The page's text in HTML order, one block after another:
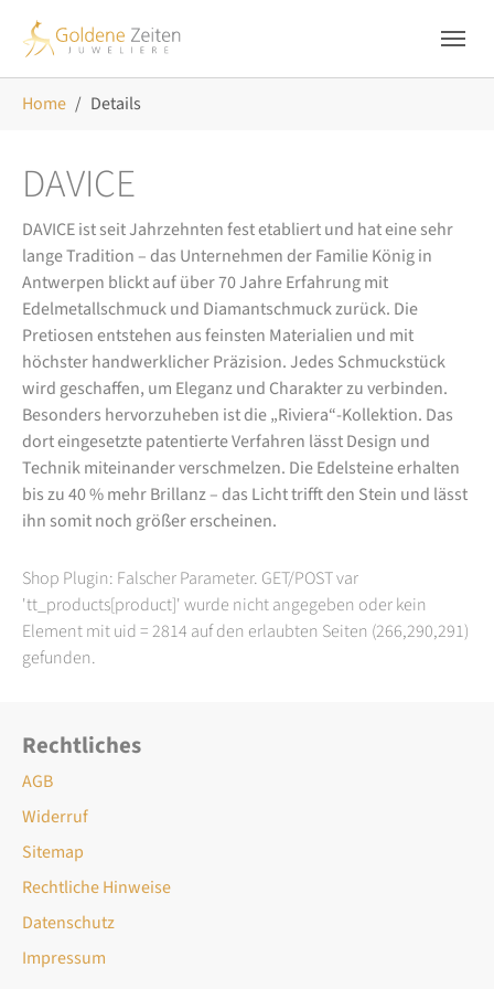
Home Details
DAVICE
DAVICE ist seit Jahrzehnten fest etabliert und hat eine sehr
lange Tradition – das Unternehmen der Familie König in
Antwerpen blickt auf über 70 Jahre Erfahrung mit
Edelmetallschmuck und Diamantschmuck zurück. Die
Pretiosen entstehen aus feinsten Materialien und mit
höchster handwerklicher Präzision. Jedes Schmuckstück
wird geschaffen, um Eleganz und Charakter zu verbinden.
Besonders hervorzuheben ist die „Riviera“-Kollektion. Das
dort eingesetzte patentierte Verfahren lässt Design und
Technik miteinander verschmelzen. Die Edelsteine erhalten
bis zu 40 % mehr Brillanz – das Licht trifft den Stein und lässt
ihn somit noch größer erscheinen.
Shop Plugin: Falscher Parameter. GET/POST var
'tt_products[product]' wurde nicht angegeben oder kein
Element mit uid = 2814 auf den erlaubten Seiten (266,290,291)
gefunden.
Rechtliches
AGB
Widerruf
Sitemap
Rechtliche Hinweise
Datenschutz
Impressum